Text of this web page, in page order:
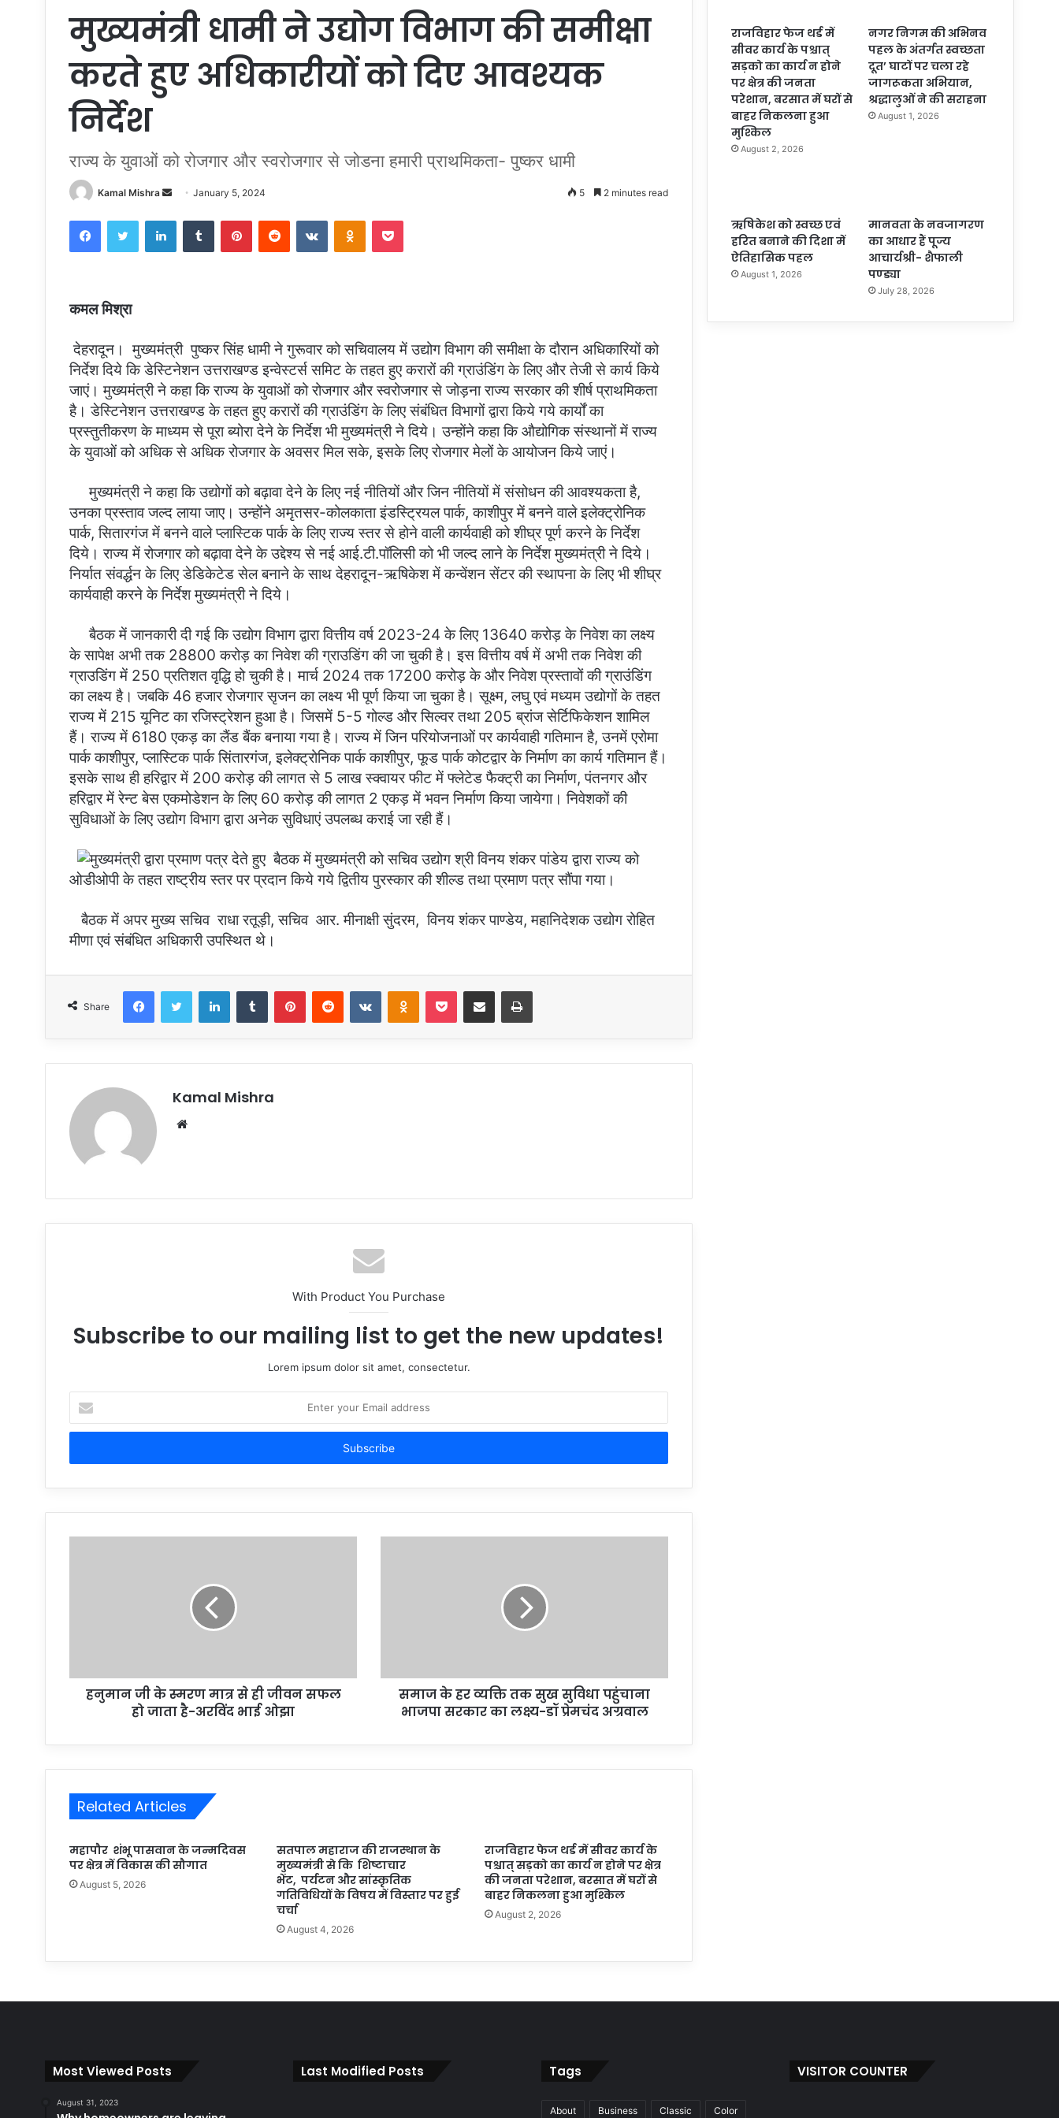
मुख्यमंत्री धामी ने उद्योग विभाग की समीक्षा
करते हुए अधिकारीयों को दिए आवश्यक
निर्देश
राज्य के युवाओं को रोजगार और स्वरोजगार से जोडना हमारी प्राथमिकता- पुष्कर धामी
Kamal Mishra
Send January 5, 2024 5 2 minutes read
FacebookTwitter LinkedInTumblr PinterestReddit VKontakteOdnoklassniki
Pocket
कमल मिश्रा
देहरादून। मुख्यमंत्री पुष्कर सिंह धामी ने गुरूवार को सचिवालय में उद्योग विभाग की समीक्षा के दौरान अधिकारियों को
निर्देश दिये कि डेस्टिनेशन उत्तराखण्ड इन्वेस्टर्स समिट के तहत हुए करारों की ग्राउंडिंग के लिए और तेजी से कार्य किये
जाएं। मुख्यमंत्री ने कहा कि राज्य के युवाओं को रोजगार और स्वरोजगार से जोड़ना राज्य सरकार की शीर्ष प्राथमिकता
है। डेस्टिनेशन उत्तराखण्ड के तहत हुए करारों की ग्राउंडिंग के लिए संबंधित विभागों द्वारा किये गये कार्यों का
प्रस्तुतीकरण के माध्यम से पूरा ब्योरा देने के निर्देश भी मुख्यमंत्री ने दिये। उन्होंने कहा कि औद्योगिक संस्थानों में राज्य
के युवाओं को अधिक से अधिक रोजगार के अवसर मिल सके, इसके लिए रोजगार मेलों के आयोजन किये जाएं।
मुख्यमंत्री ने कहा कि उद्योगों को बढ़ावा देने के लिए नई नीतियों और जिन नीतियों में संसोधन की आवश्यकता है,
उनका प्रस्ताव जल्द लाया जाए। उन्होंने अमृतसर-कोलकाता इंडस्ट्रियल पार्क, काशीपुर में बनने वाले इलेक्ट्रोनिक
पार्क, सितारगंज में बनने वाले प्लास्टिक पार्क के लिए राज्य स्तर से होने वाली कार्यवाही को शीघ्र पूर्ण करने के निर्देश
दिये। राज्य में रोजगार को बढ़ावा देने के उद्देश्य से नई आई.टी.पॉलिसी को भी जल्द लाने के निर्देश मुख्यमंत्री ने दिये।
निर्यात संवर्द्धन के लिए डेडिकेटेड सेल बनाने के साथ देहरादून-ऋषिकेश में कन्वेंशन सेंटर की स्थापना के लिए भी शीघ्र
कार्यवाही करने के निर्देश मुख्यमंत्री ने दिये।
बैठक में जानकारी दी गई कि उद्योग विभाग द्वारा वित्तीय वर्ष 2023-24 के लिए 13640 करोड़ के निवेश का लक्ष्य
के सापेक्ष अभी तक 28800 करोड़ का निवेश की ग्राउडिंग की जा चुकी है। इस वित्तीय वर्ष में अभी तक निवेश की
ग्राउडिंग में 250 प्रतिशत वृद्धि हो चुकी है। मार्च 2024 तक 17200 करोड़ के और निवेश प्रस्तावों की ग्राउंडिंग
का लक्ष्य है। जबकि 46 हजार रोजगार सृजन का लक्ष्य भी पूर्ण किया जा चुका है। सूक्ष्म, लघु एवं मध्यम उद्योगों के तहत
राज्य में 215 यूनिट का रजिस्ट्रेशन हुआ है। जिसमें 5-5 गोल्ड और सिल्वर तथा 205 ब्रांज सेर्टिफिकेशन शामिल
हैं। राज्य में 6180 एकड़ का लैंड बैंक बनाया गया है। राज्य में जिन परियोजनाओं पर कार्यवाही गतिमान है, उनमें एरोमा
पार्क काशीपुर, प्लास्टिक पार्क सिंतारगंज, इलेक्ट्रोनिक पार्क काशीपुर, फूड पार्क कोटद्वार के निर्माण का कार्य गतिमान हैं।
इसके साथ ही हरिद्वार में 200 करोड़ की लागत से 5 लाख स्क्वायर फीट में फ्लेटेड फैक्ट्री का निर्माण, पंतनगर और
हरिद्वार में रेन्ट बेस एकमोडेशन के लिए 60 करोड़ की लागत 2 एकड़ में भवन निर्माण किया जायेगा। निवेशकों की
सुविधाओं के लिए उद्योग विभाग द्वारा अनेक सुविधाएं उपलब्ध कराई जा रही हैं।
बैठक में मुख्यमंत्री को सचिव उद्योग श्री विनय शंकर पांडेय द्वारा राज्य को
ओडीओपी के तहत राष्ट्रीय स्तर पर प्रदान किये गये द्वितीय पुरस्कार की शील्ड तथा प्रमाण पत्र सौंपा गया।
बैठक में अपर मुख्य सचिव राधा रतूड़ी, सचिव आर. मीनाक्षी सुंदरम, विनय शंकर पाण्डेय, महानिदेशक उद्योग रोहित
मीणा एवं संबंधित अधिकारी उपस्थित थे।
Share
FacebookTwitter LinkedInTumblr PinterestReddit VKontakteOdnoklassniki
Pocket Share via Email Print
Kamal Mishra
Website
With Product You Purchase
Subscribe to our mailing list to get the new updates!
Lorem ipsum dolor sit amet, consectetur.
your
Email
हनुमान जी के स्मरण मात्र से ही जीवन सफल
हो जाता है-अरविंद भाई ओझा
समाज के हर व्यक्ति तक सुख सुविधा पहुंचाना
भाजपा सरकार का लक्ष्य-डॉ प्रेमचंद अग्रवाल
Related Articles
महापौर शंभू पासवान के जन्मदिवस
पर क्षेत्र में विकास की सौगात
August 5, 2026
सतपाल महाराज की राजस्थान के
मुख्यमंत्री से कि शिष्टाचार
भेंट, पर्यटन और सांस्कृतिक
गतिविधियों के विषय में विस्तार पर हुई
चर्चा
August 4, 2026
राजविहार फेज थर्ड में सीवर कार्य के
पश्चात् सड़को का कार्य न होने पर क्षेत्र
की जनता परेशान, बरसात में घरों से
बाहर निकलना हुआ मुश्किल
August 2, 2026
राजविहार फेज थर्ड में
सीवर कार्य के पश्चात्
सड़को का कार्य न होने
पर क्षेत्र की जनता
परेशान, बरसात में घरों से
बाहर निकलना हुआ
मुश्किल
August 2, 2026
नगर निगम की अभिनव
पहल के अंतर्गत स्वच्छता
दूत’ घाटों पर चला रहे
जागरूकता अभियान,
श्रद्धालुओं ने की सराहना
August 1, 2026
ऋषिकेश को स्वच्छ एवं
हरित बनाने की दिशा में
ऐतिहासिक पहल
August 1, 2026
मानवता के नवजागरण
का आधार हैं पूज्य
आचार्यश्री- शैफाली
पण्ड्या
July 28, 2026
Most Viewed Posts
August 31, 2023
Last Modified Posts Tags
About Business Classic Color
VISITOR COUNTER